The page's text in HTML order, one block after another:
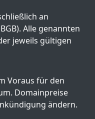
an
Alle genannten
jeweils gültigen
Voraus für den
Domainpreise
ändern.